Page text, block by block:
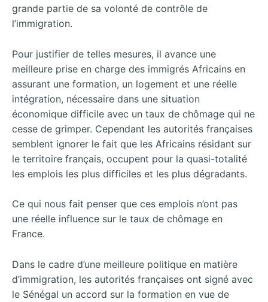
grande partie de sa volonté de contrôle de
l’immigration.
Pour justifier de telles mesures, il avance une
meilleure prise en charge des immigrés Africains en
assurant une formation, un logement et une réelle
intégration, nécessaire dans une situation
économique difficile avec un taux de chômage qui ne
cesse de grimper. Cependant les autorités françaises
semblent ignorer le fait que les Africains résidant sur
le territoire français, occupent pour la quasi-totalité
les emplois les plus difficiles et les plus dégradants.
Ce qui nous fait penser que ces emplois n’ont pas
une réelle influence sur le taux de chômage en
France.
Dans le cadre d’une meilleure politique en matière
d’immigration, les autorités françaises ont signé avec
le Sénégal un accord sur la formation en vue de